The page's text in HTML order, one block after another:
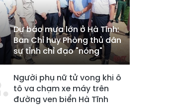
Dự báo mưa lớn ở Hà Tĩnh:
Ban Chỉ huy Phòng thủ dân
sự tỉnh chỉ đạo "nóng"
Người phụ nữ tử vong khi ô
tô va chạm xe máy trên
đường ven biển Hà Tĩnh